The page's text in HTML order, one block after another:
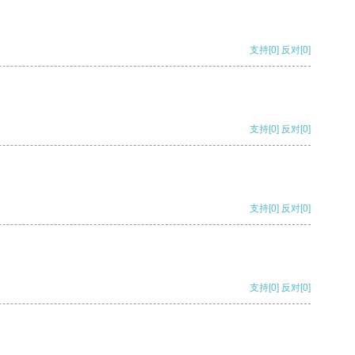
支持[0] 反对[0]
支持[0] 反对[0]
支持[0] 反对[0]
支持[0] 反对[0]